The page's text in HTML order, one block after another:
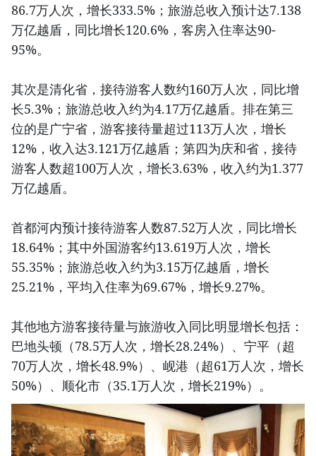
86.7万人次，增长333.5%；旅游总收入预计达7.138
万亿越盾，同比增长120.6%，客房入住率达90-
95%。
其次是清化省，接待游客人数约160万人次，同比增
长5.3%；旅游总收入约为4.17万亿越盾。排在第三
位的是广宁省，游客接待量超过113万人次，增长
12%，收入达3.121万亿越盾；第四为庆和省，接待
游客人数超100万人次，增长3.63%，收入约为1.377
万亿越盾。
首都河内预计接待游客人数87.52万人次，同比增长
18.64%；其中外国游客约13.619万人次，增长
55.35%；旅游总收入约为3.15万亿越盾，增长
25.21%，平均入住率为69.67%，增长9.27%。
其他地方游客接待量与旅游收入同比明显增长包括：
巴地头顿（78.5万人次，增长28.24%）、宁平（超
70万人次，增长48.9%）、岘港（超61万人次，增长
50%）、顺化市（35.1万人次，增长219%）。